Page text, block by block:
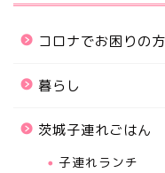
コロナでお困りの方
暮らし
茨城子連れごはん
子連れランチ